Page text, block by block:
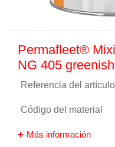
Permafleet®
NG 405
Referencia del artículo
Código del material
Más información